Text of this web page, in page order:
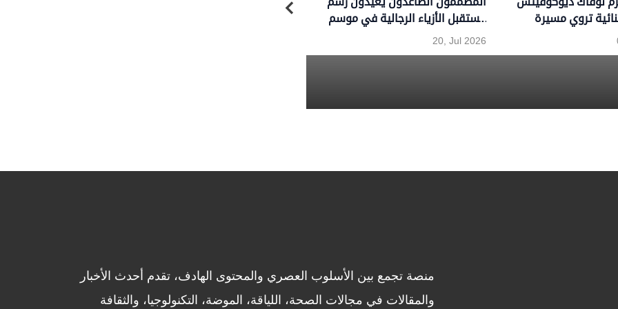
مستقبل الأزياء الرجالية في موسم
ربيع وصيف 2027
20, Jul 2026
تروي مسيرة
منصة تجمع بين الأسلوب العصري والمحتوى الهادف، تقدم أحدث الأخبار
والمقالات في مجالات الصحة، اللياقة، الموضة، التكنولوجيا، والثقافة